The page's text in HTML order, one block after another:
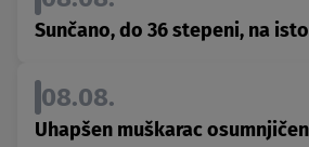
Sunčano, do 36 stepeni, na
08.08.
Uhapšen muškarac